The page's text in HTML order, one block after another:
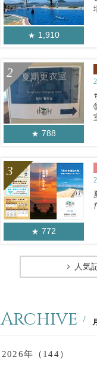
1,910
788
772
人気
Archive
2026年（144）